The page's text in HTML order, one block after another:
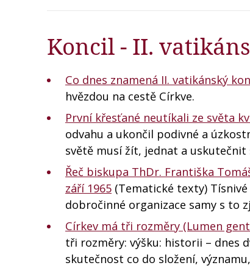
Koncil - II.
Co dnes znamená II. vatikánský
hvězdou na cestě Církve.
První křesťané neutíkali ze světa
odvahu a ukončil podivné a
světě musí žít, jednat a uskutečnit
Řeč biskupa ThDr. Františka
září 1965 (Tematické texty)
dobročinné organizace samy s to
Církev má tři rozměry (Lumen
tři rozměry: výšku: historii – dnes
skutečnost co do složení,